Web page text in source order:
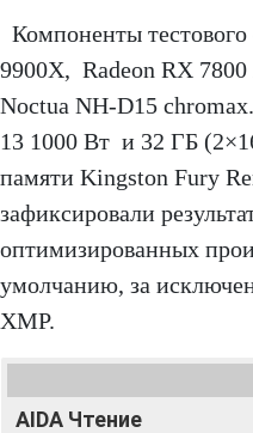
Компоненты
9900X, Radeon RX
Noctua NH-D15
13 1000 Вт и 32 ГБ
памяти Kingston Fury
зафиксировали
оптимизированных
умолчанию, за
XMP.
AIDA Чтение